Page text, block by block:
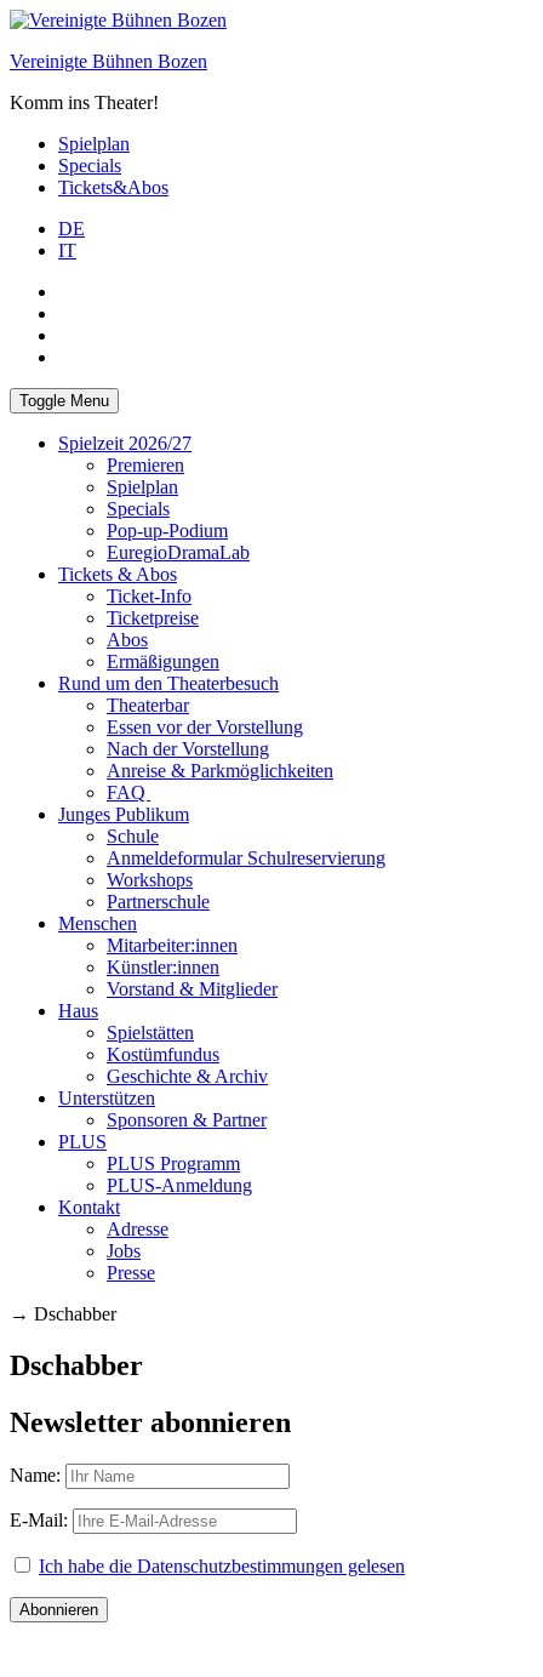
Skip
content
Vereinigte Bühnen Bozen
Komm ins Theater!
Spielplan
Specials
Tickets&Abos
DE
IT
Toggle Menu
Spielzeit 2026/27
Premieren
Spielplan
Specials
Pop-up-Podium
EuregioDramaLab
Tickets & Abos
Ticket-Info
Ticketpreise
Abos
Ermäßigungen
Rund um den Theaterbesuch
Theaterbar
Essen vor der Vorstellung
Nach der Vorstellung
Anreise & Parkmöglichkeiten
FAQ
Junges Publikum
Schule
Anmeldeformular Schulreservierung
Workshops
Partnerschule
Menschen
Mitarbeiter:innen
Künstler:innen
Vorstand & Mitglieder
Haus
Spielstätten
Kostümfundus
Geschichte & Archiv
Unterstützen
Sponsoren & Partner
PLUS
PLUS Programm
PLUS-Anmeldung
Kontakt
Adresse
Jobs
Presse
→ Dschabber
Dschabber
Newsletter abonnieren
Name:
E-Mail:
Ich habe die Datenschutzbestimmungen gelesen